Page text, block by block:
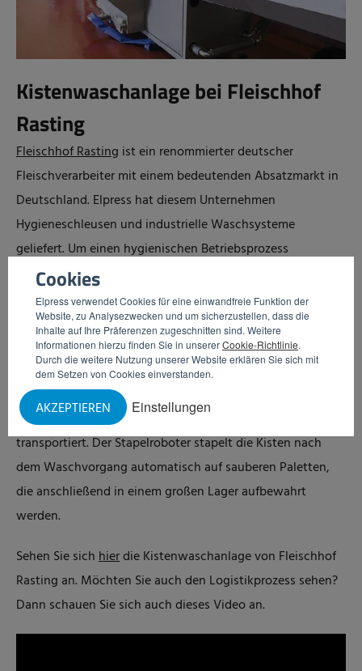
Cookies
Elpress verwendet Cookies für eine einwandfreie Funktion der
Website, zu Analysezwecken und um sicherzustellen, dass die
Inhalte auf Ihre Präferenzen zugeschnitten sind. Weitere
Informationen hierzu finden Sie in unsererCookie-Richtlinie.
Durch die weitere Nutzung unserer Website erklären Sie sich mit
dem Setzen von Cookies einverstanden.
Einstellungen
AKZEPTIEREN
Kistenwaschanlage bei Fleischhof
Rasting
Fleischhof Rasting ist ein renommierter deutscher
Fleischverarbeiter mit einem bedeutenden Absatzmarkt in
Deutschland. Elpress hat diesem Unternehmen
Hygieneschleusen und industrielle Waschsysteme
geliefert. Um einen hygienischen Betriebsprozess
gewährleisten und die enorme Kistenanzahl verarbeiten zu
können, hat Fleischhof Rasting ein umfangreiches,
vollautomatisches Kistenwaschsystem installiert. Die
Zuführung der verschmutzten Kisten ist die einzige
manuelle Handlung im Logistikprozess, der perfekt
durchdacht und gestaltet ist. Auf einem Förderband
werden die Ladungsträger zum Kistenwäscher
transportiert. Der Stapelroboter stapelt die Kisten nach
dem Waschvorgang automatisch auf sauberen Paletten,
die anschließend in einem großen Lager aufbewahrt
werden.
Sehen Sie sichhierdie Kistenwaschanlage von Fleischhof
Rasting an. Möchten Sie auch den Logistikprozess sehen?
Dann schauen Sie sich auch dieses Video an.